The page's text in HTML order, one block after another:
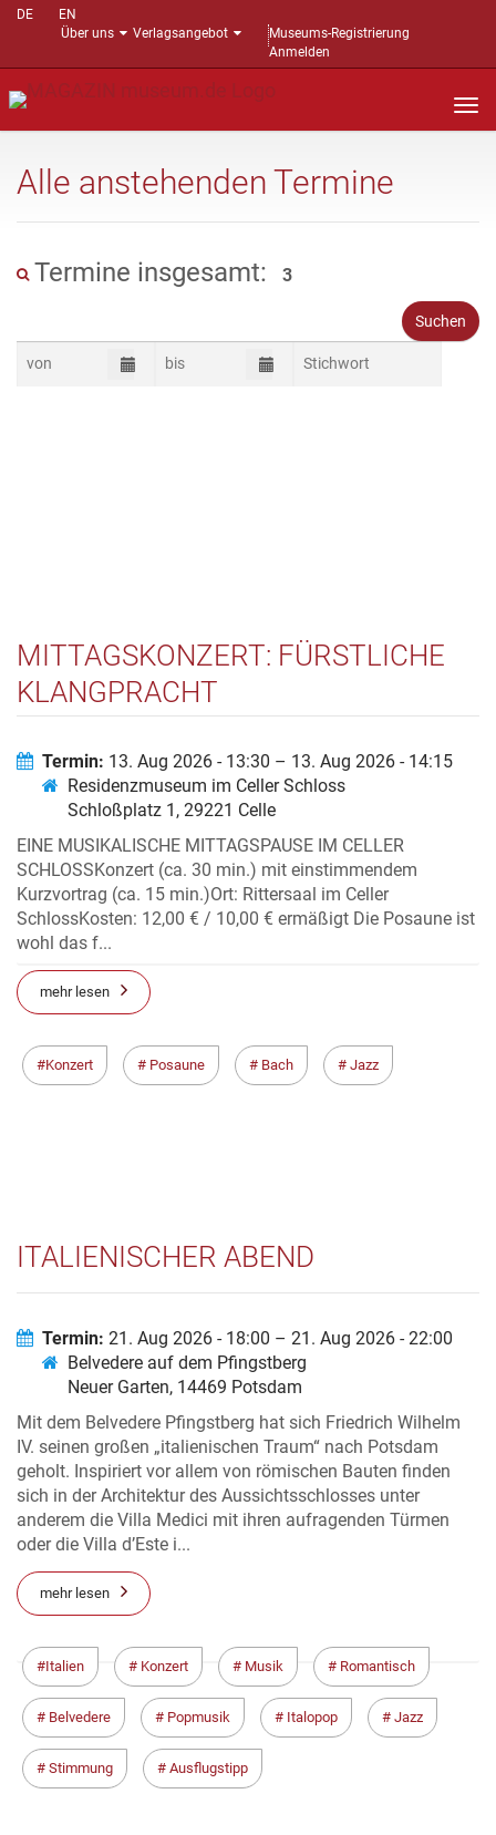
DE
EN
Über uns
Verlagsangebot
Museums-Registrierung
Anmelden
Alle anstehenden Termine
Termine insgesamt: 3
MITTAGSKONZERT: FÜRSTLICHE
KLANGPRACHT
Termin: 13. Aug 2026 - 13:30 – 13. Aug 2026 - 14:15
Residenzmuseum im Celler Schloss
Schloßplatz 1, 29221 Celle
EINE MUSIKALISCHE MITTAGSPAUSE IM CELLER
SCHLOSSKonzert (ca. 30 min.) mit einstimmendem
Kurzvortrag (ca. 15 min.)Ort: Rittersaal im Celler
SchlossKosten: 12,00 € / 10,00 € ermäßigt Die Posaune ist
wohl das f...
mehr lesen
Konzert Posaune Bach Jazz
ITALIENISCHER ABEND
Termin: 21. Aug 2026 - 18:00 – 21. Aug 2026 - 22:00
Belvedere auf dem Pfingstberg
Neuer Garten, 14469 Potsdam
Mit dem Belvedere Pfingstberg hat sich Friedrich Wilhelm
IV. seinen großen „italienischen Traum“ nach Potsdam
geholt. Inspiriert vor allem von römischen Bauten finden
sich in der Architektur des Aussichtsschlosses unter
anderem die Villa Medici mit ihren aufragenden Türmen
oder die Villa d’Este i...
mehr lesen
Italien Konzert Musik Romantisch
Belvedere Popmusik Italopop Jazz
Stimmung Ausflugstipp